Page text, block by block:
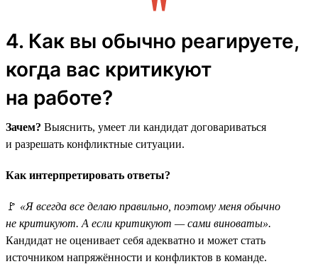
4. Как вы обычно реагируете,
когда вас критикуют
на работе?
Зачем? Выяснить, умеет ли кандидат договариваться
и разрешать конфликтные ситуации.
Как интерпретировать ответы?
🚩 «Я всегда все делаю правильно, поэтому меня обычно
не критикуют. А если критикуют — сами виноваты».
Кандидат не оценивает себя адекватно и может стать
источником напряжённости и конфликтов в команде.